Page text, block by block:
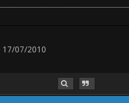
17/07/2010